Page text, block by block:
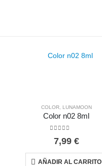
COLOR, LUNAMOON
Color n02 8ml
7,99 €
AÑADIR AL CARRITO